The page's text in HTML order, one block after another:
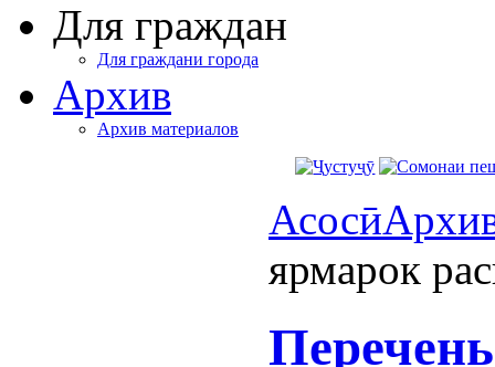
Для граждан
Для граждани города
Архив
Архив материалов
Асосӣ
ярмарок